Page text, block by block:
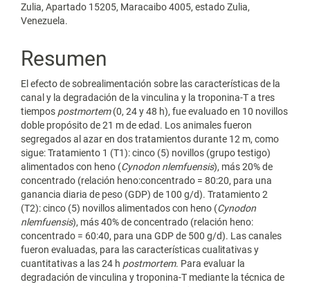
Zulia, Apartado 15205, Maracaibo 4005, estado Zulia,
Venezuela.
Resumen
El efecto de sobrealimentación sobre las características de la
canal y la degradación de la vinculina y la troponina-T a tres
tiempos postmortem(0, 24 y 48 h), fue evaluado en 10 novillos
doble propósito de 21 m de edad. Los animales fueron
segregados al azar en dos tratamientos durante 12 m, como
sigue: Tratamiento 1 (T1): cinco (5) novillos (grupo testigo)
alimentados con heno (Cynodon nlemfuensis), más 20% de
concentrado (relación heno:concentrado = 80:20, para una
ganancia diaria de peso (GDP) de 100 g/d). Tratamiento 2
(T2): cinco (5) novillos alimentados con heno (Cynodon
nlemfuensis), más 40% de concentrado (relación heno:
concentrado = 60:40, para una GDP de 500 g/d). Las canales
fueron evaluadas, para las características cualitativas y
cuantitativas a las 24 h postmortem. Para evaluar la
degradación de vinculina y troponina-T mediante la técnica de